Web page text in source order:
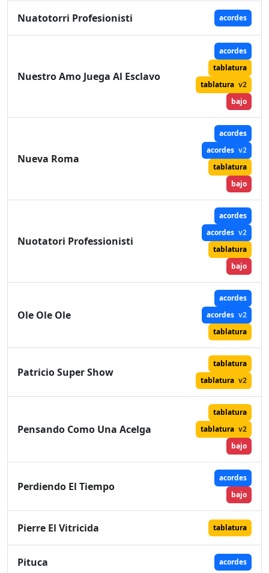
Nuatotorri Profesionisti acordes
Nuestro Amo Juega Al Esclavo
acordes
tablatura
tablatura v2
bajo
Nueva Roma
acordes
acordes v2
tablatura
bajo
Nuotatori Professionisti
acordes
acordes v2
tablatura
bajo
Ole Ole Ole
acordes
acordes v2
tablatura
Patricio Super Show
tablatura
tablatura v2
Pensando Como Una Acelga
tablatura
tablatura v2
bajo
Perdiendo El Tiempo
acordes
bajo
Pierre El Vitricida tablatura
Pituca acordes